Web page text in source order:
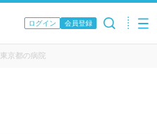
ログイン 会員登録
東京都の病院